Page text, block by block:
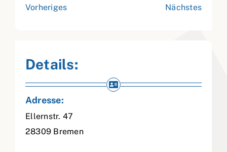
Vorheriges Nächstes
Details:
Adresse:
Ellernstr. 47
28309 Bremen